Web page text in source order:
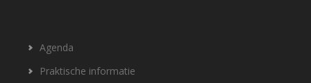
Agenda
Praktische informatie